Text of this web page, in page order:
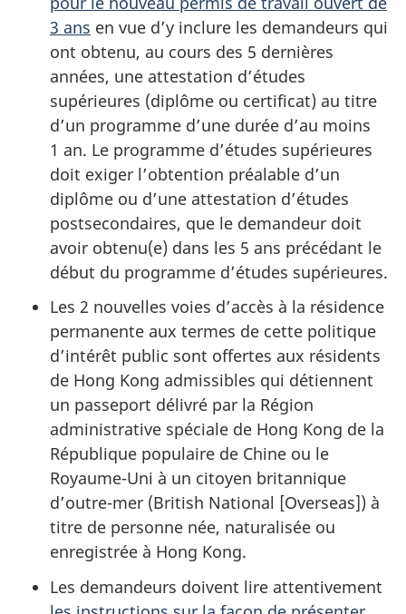
3 ans en vue d’y inclure les demandeurs qui
ont obtenu, au cours des 5 dernières
années, une attestation d’études
supérieures (diplôme ou certificat) au titre
d’un programme d’une durée d’au moins
1 an. Le programme d’études supérieures
doit exiger l’obtention préalable d’un
diplôme ou d’une attestation d’études
postsecondaires, que le demandeur doit
avoir obtenu(e) dans les 5 ans précédant le
début du programme d’études supérieures.
Les 2 nouvelles voies d’accès à la résidence
permanente aux termes de cette politique
d’intérêt public sont offertes aux résidents
de Hong Kong admissibles qui détiennent
un passeport délivré par la Région
administrative spéciale de Hong Kong de la
République populaire de Chine ou le
Royaume-Uni à un citoyen britannique
d’outre-mer (British National [Overseas]) à
titre de personne née, naturalisée ou
enregistrée à Hong Kong.
Les demandeurs doivent lire attentivement